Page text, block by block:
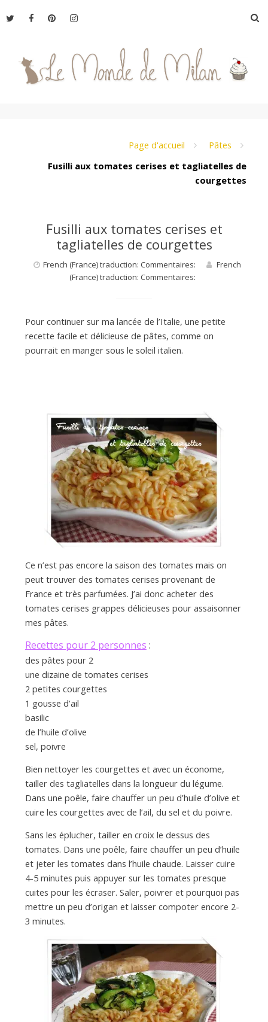
au
Page d'accueil
Pâtes
Fusilli aux tomates cerises et tagliatelles de
courgettes
Fusilli aux tomates cerises et
tagliatelles de courgettes
French (France) traduction: Commentaires:
French
(France) traduction: Commentaires:
Pour continuer sur ma lancée de l’Italie, une petite
recette facile et délicieuse de pâtes, comme on
pourrait en manger sous le soleil italien.
Ce n’est pas encore la saison des tomates mais on
peut trouver des tomates cerises provenant de
France et très parfumées. J’ai donc acheter des
tomates cerises grappes délicieuses pour assaisonner
mes pâtes.
Recettes pour 2 personnes :
des pâtes pour 2
une dizaine de tomates cerises
2 petites courgettes
1 gousse d’ail
basilic
de l’huile d’olive
sel, poivre
Bien nettoyer les courgettes et avec un économe,
tailler des tagliatelles dans la longueur du légume.
Dans une poêle, faire chauffer un peu d’huile d’olive et
cuire les courgettes avec de l’ail, du sel et du poivre.
Sans les éplucher, tailler en croix le dessus des
tomates. Dans une poêle, faire chauffer un peu d’huile
et jeter les tomates dans l’huile chaude. Laisser cuire
4-5 minutes puis appuyer sur les tomates presque
cuites pour les écraser. Saler, poivrer et pourquoi pas
mettre un peu d’origan et laisser compoter encore 2-
3 minutes.